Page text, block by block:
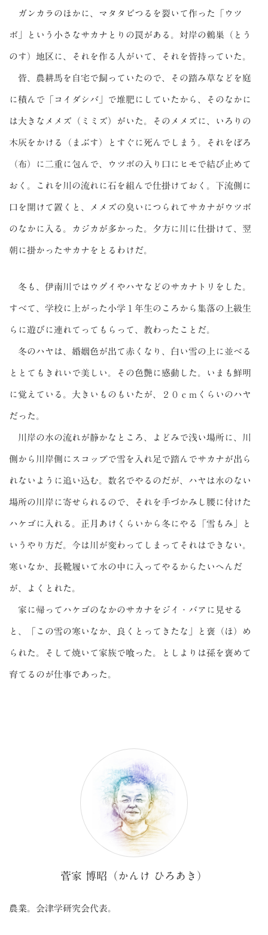
ガンカラのほかに、マタタビつるを裂いて作った「ウツ
ボ」という小さなサカナとりの罠がある。対岸の鶇巣（とう
のす）地区に、それを作る人がいて、それを皆持っていた。
皆、農耕馬を自宅で飼っていたので、その踏み草などを庭
に積んで「コイダシバ」で堆肥にしていたから、そのなかに
は大きなメメズ（ミミズ）がいた。そのメメズに、いろりの
木灰をかける（まぶす）とすぐに死んでしまう。それをぼろ
（布）に二重に包んで、ウツボの入り口にヒモで結び止めて
おく。これを川の流れに石を組んで仕掛けておく。下流側に
口を開けて置くと、メメズの臭いにつられてサカナがウツボ
のなかに入る。カジカが多かった。夕方に川に仕掛けて、翌
朝に掛かったサカナをとるわけだ。
冬も、伊南川ではウグイやハヤなどのサカナトリをした。
すべて、学校に上がった小学１年生のころから集落の上級生
らに遊びに連れてってもらって、教わったことだ。
冬のハヤは、婚姻色が出て赤くなり、白い雪の上に並べる
ととてもきれいで美しい。その色艶に感動した。いまも鮮明
に覚えている。大きいものもいたが、２０ｃｍくらいのハヤ
だった。
川岸の水の流れが静かなところ、よどみで浅い場所に、川
側から川岸側にスコップで雪を入れ足で踏んでサカナが出ら
れないように追い込む。数名でやるのだが、ハヤは水のない
場所の川岸に寄せられるので、それを手づかみし腰に付けた
ハケゴに入れる。正月あけくらいから冬にやる「雪もみ」と
いうやり方だ。今は川が変わってしまってそれはできない。
寒いなか、長靴履いて水の中に入ってやるからたいへんだ
が、よくとれた。
家に帰ってハケゴのなかのサカナをジイ・バアに見せる
と、「この雪の寒いなか、良くとってきたな」と褒（ほ）め
られた。そして焼いて家族で喰った。としよりは孫を褒めて
育てるのが仕事であった。
菅家 博昭（かんけ ひろあき）
農業。会津学研究会代表。